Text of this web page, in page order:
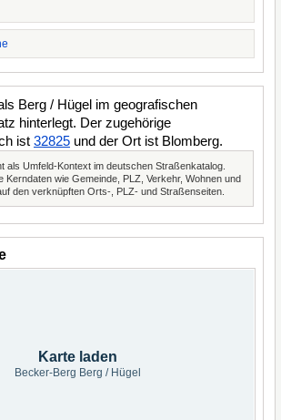
Berg / Hügel im geografischen
hinterlegt. Der zugehörige
ist 32825 und der Ort ist Blomberg.
als Umfeld-Kontext im deutschen Straßenkatalog.
Kerndaten wie Gemeinde, PLZ, Verkehr, Wohnen und
den verknüpften Orts-, PLZ- und Straßenseiten.
Karte laden
Becker-Berg Berg / Hügel